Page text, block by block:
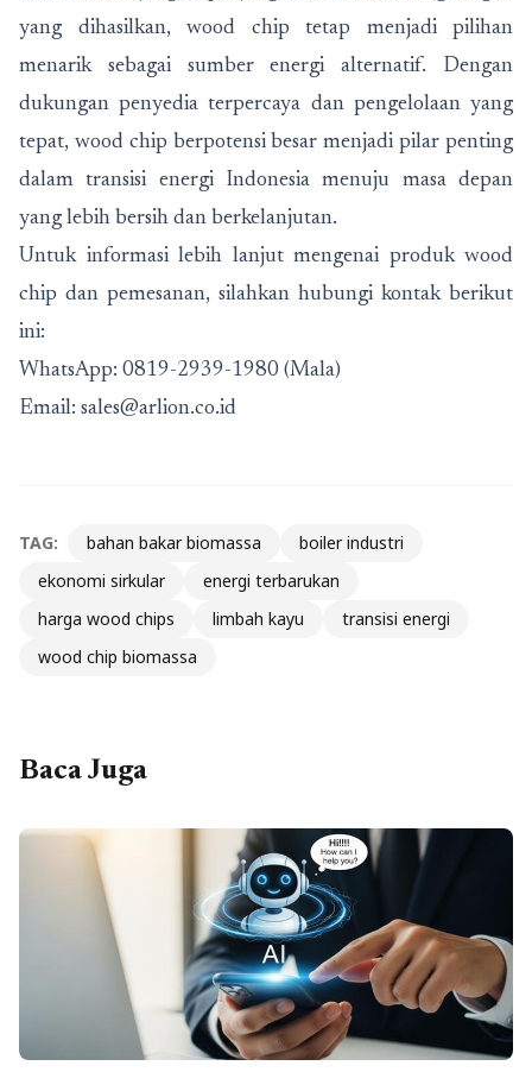
yang dihasilkan, wood chip tetap menjadi pilihan
menarik sebagai sumber energi alternatif. Dengan
dukungan penyedia terpercaya dan pengelolaan yang
tepat, wood chip berpotensi besar menjadi pilar penting
dalam transisi energi Indonesia menuju masa depan
yang lebih bersih dan berkelanjutan.
Untuk informasi lebih lanjut mengenai produk wood
chip dan pemesanan, silahkan hubungi kontak berikut
ini:
WhatsApp: 0819-2939-1980 (Mala)
Email: sales@arlion.co.id
TAG: bahan bakar biomassa
boiler industri
ekonomi sirkular
energi terbarukan
harga wood chips
limbah kayu
transisi energi
wood chip biomassa
Baca Juga